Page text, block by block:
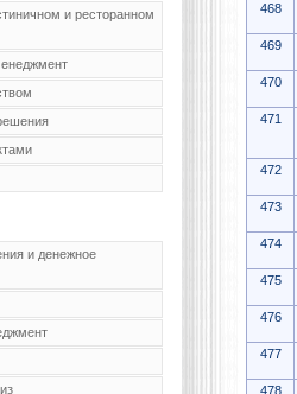
и ресторанном
и денежное
468
469
470
471
472
473
474
475
476
477
478